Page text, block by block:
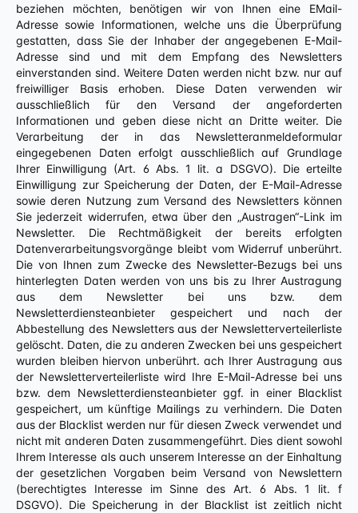
beziehen möchten, benötigen wir von Ihnen eine EMail-
Adresse sowie Informationen, welche uns die Überprüfung
gestatten, dass Sie der Inhaber der angegebenen E-Mail-
Adresse sind und mit dem Empfang des Newsletters
einverstanden sind. Weitere Daten werden nicht bzw. nur auf
freiwilliger Basis erhoben. Diese Daten verwenden wir
ausschließlich für den Versand der angeforderten
Informationen und geben diese nicht an Dritte weiter. Die
Verarbeitung der in das Newsletteranmeldeformular
eingegebenen Daten erfolgt ausschließlich auf Grundlage
Ihrer Einwilligung (Art. 6 Abs. 1 lit. a DSGVO). Die erteilte
Einwilligung zur Speicherung der Daten, der E-Mail-Adresse
sowie deren Nutzung zum Versand des Newsletters können
Sie jederzeit widerrufen, etwa über den „Austragen“-Link im
Newsletter. Die Rechtmäßigkeit der bereits erfolgten
Datenverarbeitungsvorgänge bleibt vom Widerruf unberührt.
Die von Ihnen zum Zwecke des Newsletter-Bezugs bei uns
hinterlegten Daten werden von uns bis zu Ihrer Austragung
aus dem Newsletter bei uns bzw. dem
Newsletterdiensteanbieter gespeichert und nach der
Abbestellung des Newsletters aus der Newsletterverteilerliste
gelöscht. Daten, die zu anderen Zwecken bei uns gespeichert
wurden bleiben hiervon unberührt. ach Ihrer Austragung aus
der Newsletterverteilerliste wird Ihre E-Mail-Adresse bei uns
bzw. dem Newsletterdiensteanbieter ggf. in einer Blacklist
gespeichert, um künftige Mailings zu verhindern. Die Daten
aus der Blacklist werden nur für diesen Zweck verwendet und
nicht mit anderen Daten zusammengeführt. Dies dient sowohl
Ihrem Interesse als auch unserem Interesse an der Einhaltung
der gesetzlichen Vorgaben beim Versand von Newslettern
(berechtigtes Interesse im Sinne des Art. 6 Abs. 1 lit. f
DSGVO). Die Speicherung in der Blacklist ist zeitlich nicht